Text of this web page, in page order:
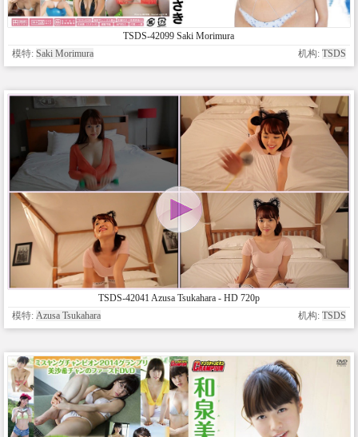
TSDS-42099 Saki Morimura
模特: Saki Morimura 机构: TSDS
TSDS-42041 Azusa Tsukahara - HD 720p
模特: Azusa Tsukahara 机构: TSDS